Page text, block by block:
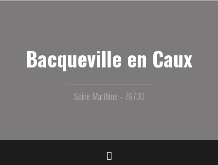
Bacqueville en Caux
Seine Maritime - 76730